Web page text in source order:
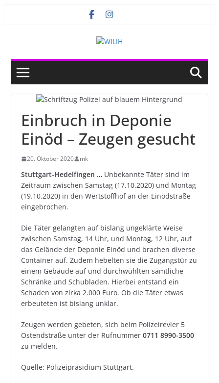
Einbruch in Deponie
Einöd – Zeugen gesucht
20. Oktober 2020 mk
Stuttgart-Hedelfingen …Unbekannte Täter sind im
Zeitraum zwischen Samstag (17.10.2020) und Montag
(19.10.2020) in den Wertstoffhof an der Einödstraße
eingebrochen.
Die Täter gelangten auf bislang ungeklärte Weise
zwischen Samstag, 14 Uhr, und Montag, 12 Uhr, auf
das Gelände der Deponie Einöd und brachen diverse
Container auf. Zudem hebelten sie die Zugangstür zu
einem Gebäude auf und durchwühlten sämtliche
Schränke und Schubladen. Hierbei entstand ein
Schaden von zirka 2.000 Euro. Ob die Täter etwas
erbeuteten ist bislang unklar.
Zeugen werden gebeten, sich beim Polizeirevier 5
Ostendstraße unter der Rufnummer 0711 8990-3500
zu melden.
Quelle: Polizeipräsidium Stuttgart.